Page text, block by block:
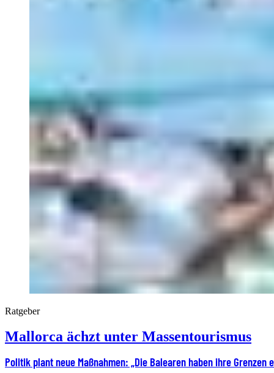
Ratgeber
Mallorca ächzt unter Massentourismus
Politik plant neue Maßnahmen: „Die Balearen haben ihre Grenzen